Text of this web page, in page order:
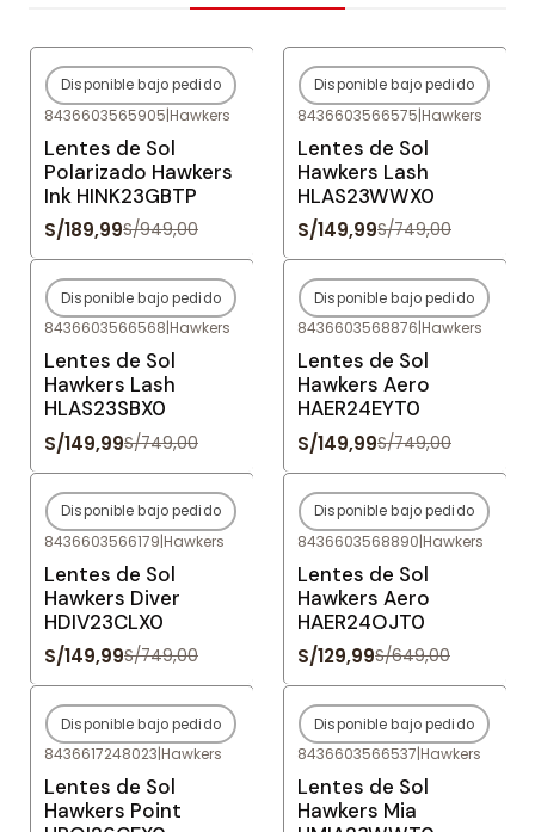
-80%OFF
Agotado
Disponible bajo pedido
8436603565905|Hawkers
Lentes de Sol
Polarizado Hawkers
Ink HINK23GBTP
S/189,99S/949,00
-80%OFF
Agotado
Disponible bajo pedido
8436603566575|Hawkers
Lentes de Sol
Hawkers Lash
HLAS23WWX0
S/149,99S/749,00
-80%OFF
Agotado
Disponible bajo pedido
8436603566568|Hawkers
Lentes de Sol
Hawkers Lash
HLAS23SBX0
S/149,99S/749,00
-80%OFF
Agotado
Disponible bajo pedido
8436603568876|Hawkers
Lentes de Sol
Hawkers Aero
HAER24EYT0
S/149,99S/749,00
-80%OFF
Agotado
Disponible bajo pedido
8436603566179|Hawkers
Lentes de Sol
Hawkers Diver
HDIV23CLX0
S/149,99S/749,00
-80%OFF
Agotado
Disponible bajo pedido
8436603568890|Hawkers
Lentes de Sol
Hawkers Aero
HAER24OJT0
S/129,99S/649,00
-80%OFF
Agotado
Disponible bajo pedido
8436617248023|Hawkers
Lentes de Sol
Hawkers Point
-80%OFF
Agotado
Disponible bajo pedido
8436603566537|Hawkers
Lentes de Sol
Hawkers Mia